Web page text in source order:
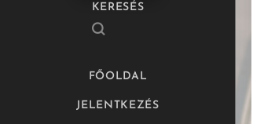
KERESÉS
FŐOLDAL
JELENTKEZÉS